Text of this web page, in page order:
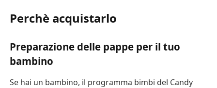
Perchè acquistarlo
Preparazione delle pappe per il tuo
bambino
Se hai un bambino, il programma bimbi del Candy